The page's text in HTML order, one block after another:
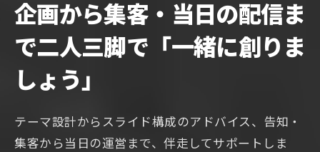
企画から集客・当日の配信ま
で二人三脚で「一緒に創りま
しょう」
テーマ設計からスライド構成のアドバイス、告知・
集客から当日の運営まで、伴走してサポートしま